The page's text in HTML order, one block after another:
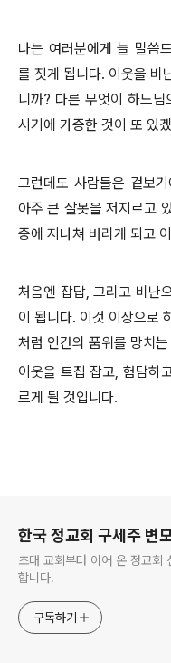
나는 여러분에게 늘 말씀
를 짓게 됩니다. 이웃을 비
니까? 다른 무엇이 하느
시기에 가증한 것이 또 있
그런데도 사람들은 겉보
아주 큰 잘못을 저지르고
중에 지나쳐 버리게 되고
처음엔 잡답, 그리고 비난
이 됩니다. 이것 이상으로
처럼 인간의 품위를 망치
이웃을 트집 잡고, 험담하
르게 될 것입니다.
한국 정교회 구세주 변
초대 교회부터 이어 온 정교회
합니다.
구독하기